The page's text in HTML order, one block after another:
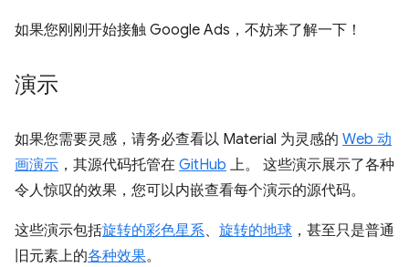
如果您刚刚开始接触 Google Ads，不妨来了解一下！
演示
如果您需要灵感，请务必查看以 Material 为灵感的 Web 动
画演示 ，其源代码托管在 GitHub 上。 这些演示展示了各种
令人惊叹的效果，您可以内嵌查看每个演示的源代码。
这些演示包括旋转的彩色星系、 旋转的地球 ，甚至只是普通
旧元素上的各种效果。